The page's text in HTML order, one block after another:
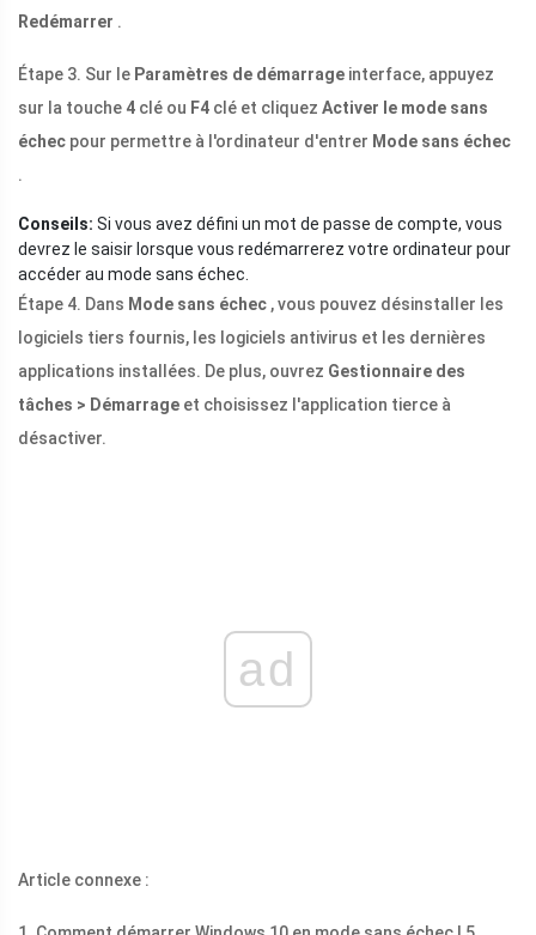
Redémarrer .
Étape 3. Sur le Paramètres de démarrage interface, appuyez
sur la touche 4 clé ou F4 clé et cliquez Activer le mode sans
échec pour permettre à l'ordinateur d'entrer Mode sans échec
.
Conseils: Si vous avez défini un mot de passe de compte, vous
devrez le saisir lorsque vous redémarrerez votre ordinateur pour
accéder au mode sans échec.
Étape 4. Dans Mode sans échec , vous pouvez désinstaller les
logiciels tiers fournis, les logiciels antivirus et les dernières
applications installées. De plus, ouvrez Gestionnaire des
tâches > Démarrage et choisissez l'application tierce à
désactiver.
ad
Article connexe :